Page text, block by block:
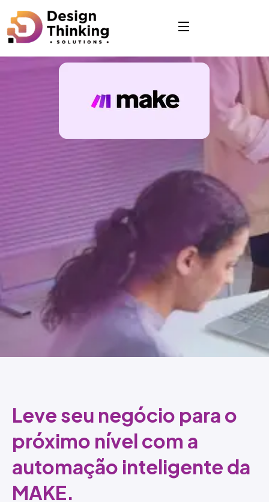
Leve seu negócio para o
próximo nível com a
automação inteligente da
MAKE.